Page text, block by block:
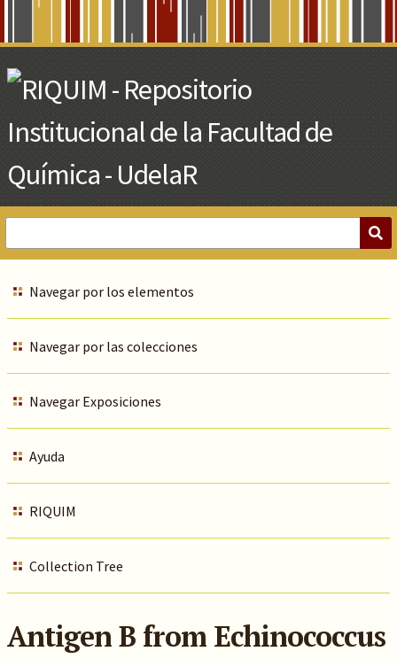
Main
Content
Navegar por los elementos
Navegar por las colecciones
Navegar Exposiciones
Ayuda
RIQUIM
Collection Tree
Antigen B from Echinococcus